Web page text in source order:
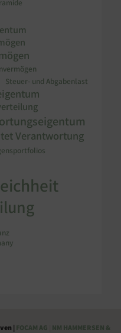
Steuer- und Abgabenlast
Verantwortung
| FOCAM AG NM HAMMERSEN &